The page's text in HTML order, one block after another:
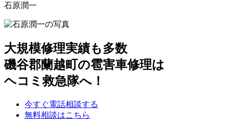
石原潤一
大規模修理実績も多数
磯谷郡蘭越町の雹害車修理は
ヘコミ救急隊へ！
今すぐ電話相談する
無料相談はこちら